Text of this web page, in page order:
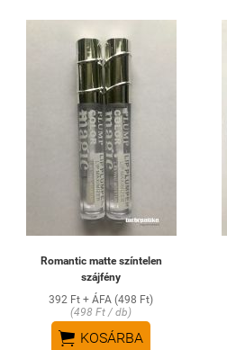
Romantic matte színtelen
szájfény
392 Ft + ÁFA (498 Ft)
(498 Ft / db)
 KOSÁRBA